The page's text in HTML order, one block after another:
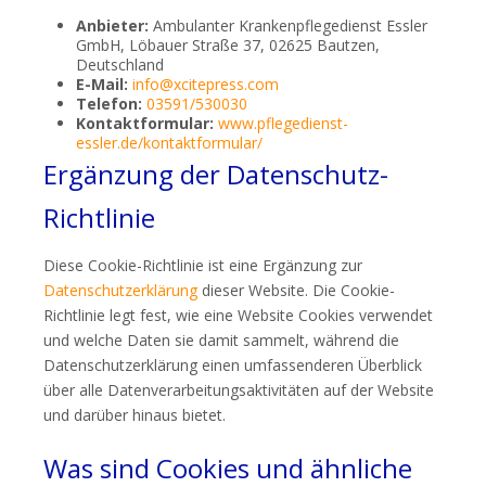
Anbieter: Ambulanter Krankenpflegedienst Essler
GmbH, Löbauer Straße 37, 02625 Bautzen,
Deutschland
E-Mail: info@xcitepress.com
Telefon: 03591/530030
Kontaktformular: www.pflegedienst-
essler.de/kontaktformular/
Ergänzung der Datenschutz-
Richtlinie
Diese Cookie-Richtlinie ist eine Ergänzung zur
Datenschutzerklärungdieser Website. Die Cookie-
Richtlinie legt fest, wie eine Website Cookies verwendet
und welche Daten sie damit sammelt, während die
Datenschutzerklärung einen umfassenderen Überblick
über alle Datenverarbeitungsaktivitäten auf der Website
und darüber hinaus bietet.
Was sind Cookies und ähnliche